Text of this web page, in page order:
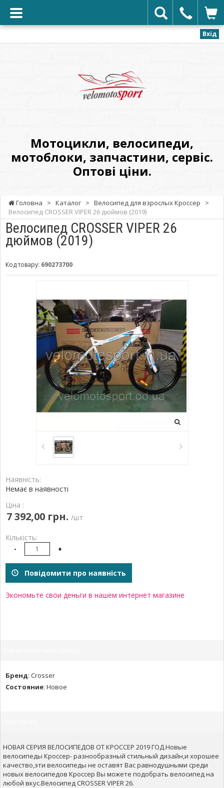
Вхід
Оптові
ціни.
Мотоцикли, велосипеди,
мотоблоки, запчастини, сервіс.
Оптові ціни.
Головна > Каталог > Велосипед для взрослых Кроссер
>
Велосипед CROSSER VIPER 26 дюймов (2019)
Велосипед CROSSER VIPER 26
дюймов (2019)
Код товару: 690273700
Наявність:
Немає в наявності
Ціна :
7 392,00 грн. /шт
Кількість:
- +
Повідомити про наявність
Экономьте свои деньги в нашем интернет магазине
Бренд: Crosser
Состояние: Новое
НОВАЯ СЕРИЯ ВЕЛОСИПЕДОВ ОТ КРОССЕР 2019 ГОД.Новые
велосипеды Кроссер- разнообразный стильный дизайн,и хорошее
качество,эти велосипеды не оставят Вас равнодушными среди
новых велосипедов Кроссер Вы можете подобрать велосипед на
любой вкус.Велосипед CROSSER VIPER 26.